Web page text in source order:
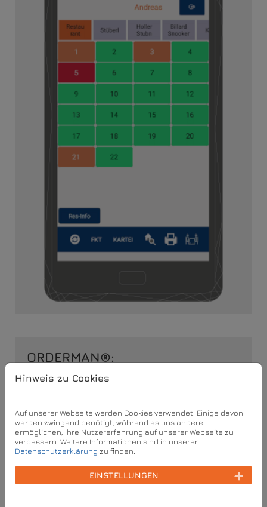
ORDERMAN®:
Der Marktführer im Bereich Mobile POS-
Systeme. Robuste Geräte, unverwüstlicher
Funk. Das sonnenlichttaugliche Display
funktioniert immer, drinnen und draußen!
Dazu die bedienerfreundliche Eingabe mit
Stift und Touch - für maximalen Komfort und
Geschwindigkeit.
Seine ausgereifte Technik und maximale
Hinweis zu Cookies
Auf unserer Webseite werden Cookies verwendet. Einige davon
werden zwingend benötigt, während es uns andere
ermöglichen, Ihre Nutzererfahrung auf unserer Webseite zu
verbessern. Weitere Informationen sind in unserer
Datenschutzerklärung zu finden.
EINSTELLUNGEN